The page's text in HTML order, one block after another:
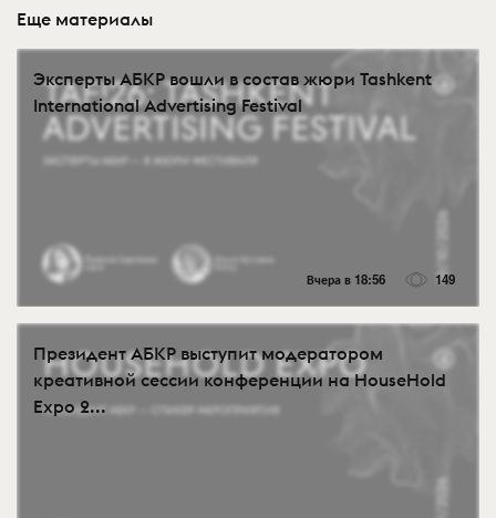
Еще материалы
Эксперты АБКР вошли в состав жюри Tashkent
International Advertising Festival
Вчера в 18:56 149
Президент АБКР выступит модератором
креативной сессии конференции на HouseHold
Expo 2...